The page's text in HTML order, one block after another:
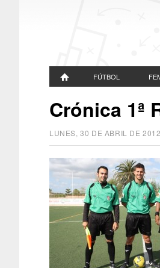
FÚTBOL
Crónica 1ª
LUNES, 30 DE ABRIL DE 2012